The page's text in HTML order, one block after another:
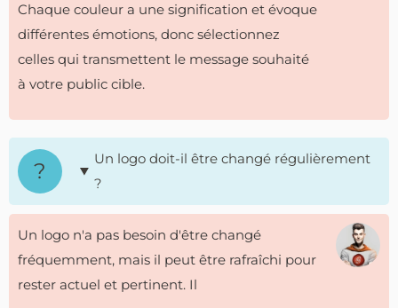
Chaque couleur a une signification et évoque
différentes émotions, donc sélectionnez
celles qui transmettent le message souhaité
à votre public cible.
Un logo doit-il être changé régulièrement
?
Un logo n'a pas besoin d'être changé
fréquemment, mais il peut être rafraîchi pour
rester actuel et pertinent. Il